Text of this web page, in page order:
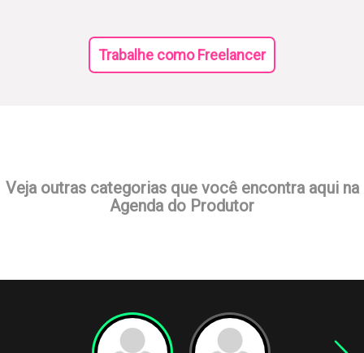
Trabalhe como Freelancer
Veja outras categorias que você encontra aqui na
Agenda do Produtor